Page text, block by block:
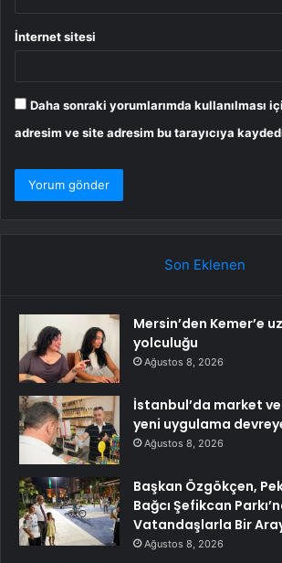
İnternet sitesi
Daha sonraki yorumlarımda kullanılması
adresim ve site adresim bu tarayıcıya
Son Eklenen
Mersin’den Kemer’e
yolculuğu
Ağustos 8, 2026
İstanbul’da market
yeni uygulama
Ağustos 8, 2026
Başkan Özgökçen,
Bağcı Şefikcan
Vatandaşlarla Bir
Ağustos 8, 2026